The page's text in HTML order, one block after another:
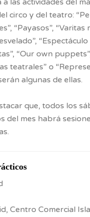
a las actividades del
circo y del teatro:
“Payasos”, “Varitas
“Espectáculo
“Our own
teatrales” o
algunas de ellas.
que, todos los
del mes habrá
Centro Comercial